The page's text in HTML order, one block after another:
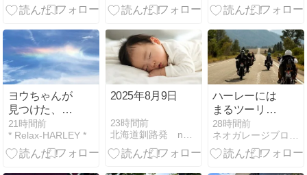
ナショナルゴ
WESTで出会
った絶品「冷
し梅おろしう
どん」！！ #
グルメ #食べ
歩き #ゴルフ
#ランチ
ヨウちゃんが
見つけた、虹
じゃない虹
21時間前
* Relax-HARLEY *
2025年8月9日
23時間前
北海道釧路発 neoおやじの日々
ハーレーには
まるツーリン
グバッグ登
場！
28時間前
ネオガレージブログ 千葉ハーレーショップ